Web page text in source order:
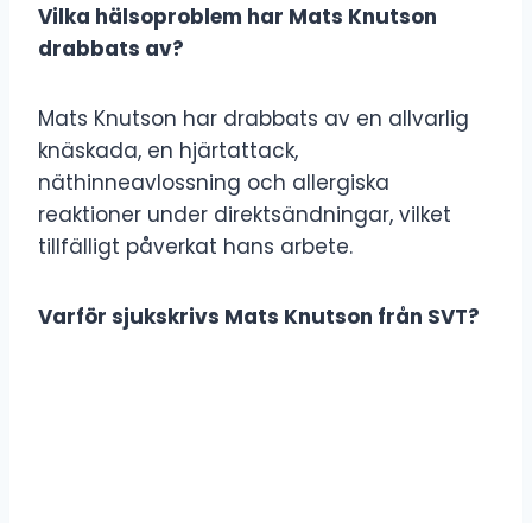
Vilka hälsoproblem har Mats Knutson
drabbats av?
Mats Knutson har drabbats av en allvarlig
knäskada, en hjärtattack,
näthinneavlossning och allergiska
reaktioner under direktsändningar, vilket
tillfälligt påverkat hans arbete.
Varför sjukskrivs Mats Knutson från SVT?